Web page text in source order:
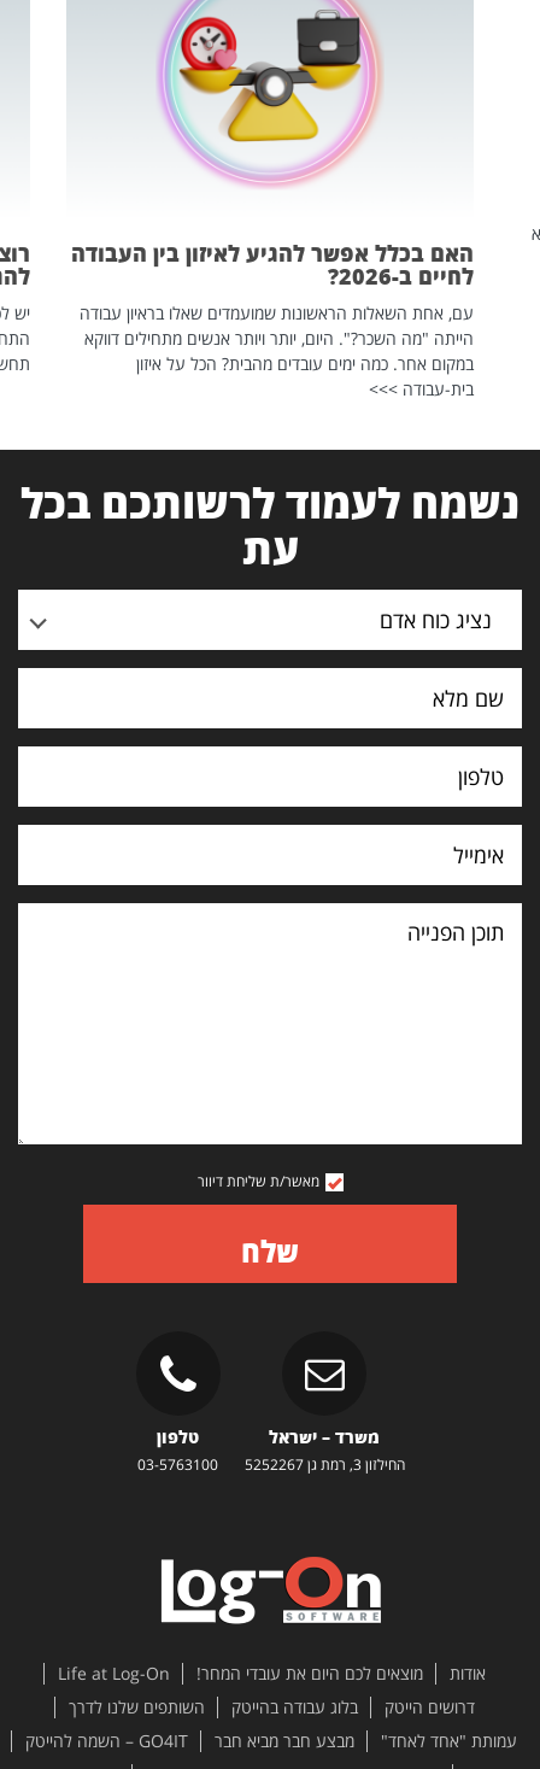
האם בכלל אפשר להגיע לאיזון בין העבודה
לחיים ב-2026?
עם, אחת השאלות הראשונות שמועמדים שאלו בראיון עבודה
הייתה "מה השכר?". היום, יותר ויותר אנשים מתחילים דווקא
במקום אחר. כמה ימים עובדים מהבית? הכל על איזון
בית-עבודה >>>
יש
נשמח לעמוד לרשותכם בכל
עת
נציג כוח אדם
תוכן
הפנייה
מאשר/ת שליחת דיוור
שלח
משרד – ישראל
החילזון 3, רמת גן 5252267
טלפון
03-5763100
אודות מוצאים לכם היום את עובדי המחר!
Life at Log-On
דרושים הייטק
בלוג עבודה בהייטק
השותפים שלנו לדרך
עמותת "אחד לאחד"
מבצע חבר מביא חבר
GO4IT – השמה להייטק